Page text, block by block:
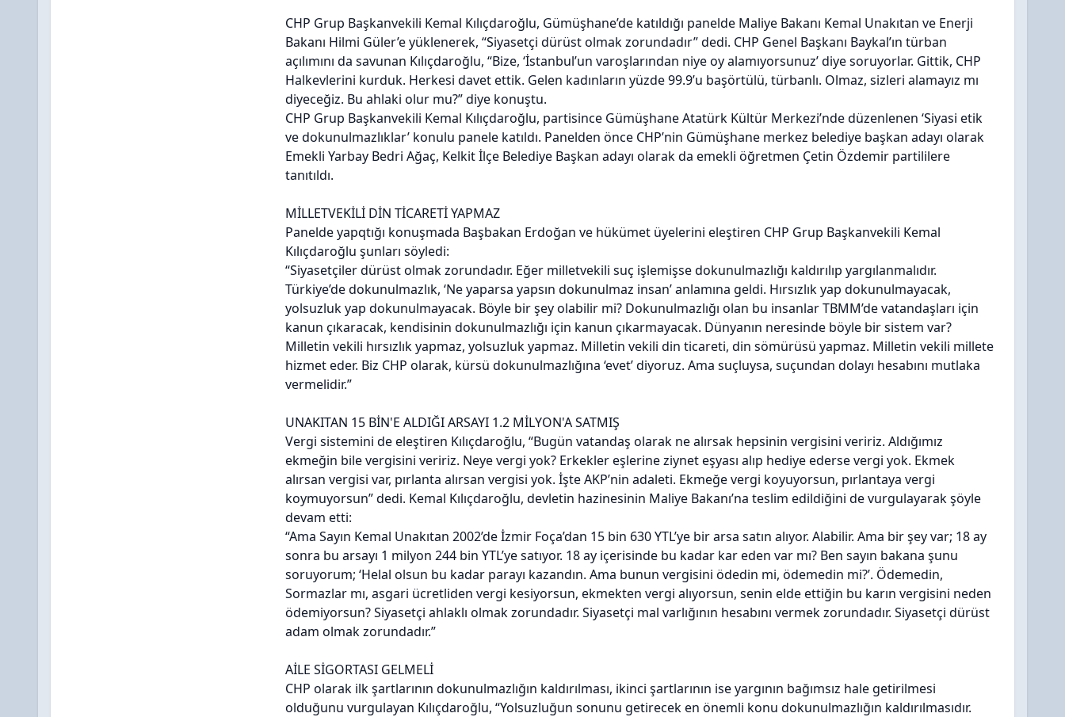
CHP Grup Başkanvekili Kemal Kılıçdaroğlu, Gümüşhane’de katıldığı panelde Maliye Bakanı Kemal Unakıtan ve Enerji
Bakanı Hilmi Güler’e yüklenerek, “Siyasetçi dürüst olmak zorundadır” dedi. CHP Genel Başkanı Baykal’ın türban
açılımını da savunan Kılıçdaroğlu, “Bize, ‘İstanbul’un varoşlarından niye oy alamıyorsunuz’ diye soruyorlar. Gittik, CHP
Halkevlerini kurduk. Herkesi davet ettik. Gelen kadınların yüzde 99.9’u başörtülü, türbanlı. Olmaz, sizleri alamayız mı
diyeceğiz. Bu ahlaki olur mu?” diye konuştu.
CHP Grup Başkanvekili Kemal Kılıçdaroğlu, partisince Gümüşhane Atatürk Kültür Merkezi’nde düzenlenen ‘Siyasi etik
ve dokunulmazlıklar’ konulu panele katıldı. Panelden önce CHP’nin Gümüşhane merkez belediye başkan adayı olarak
Emekli Yarbay Bedri Ağaç, Kelkit İlçe Belediye Başkan adayı olarak da emekli öğretmen Çetin Özdemir partililere
tanıtıldı.
MİLLETVEKİLİ DİN TİCARETİ YAPMAZ
Panelde yapqtığı konuşmada Başbakan Erdoğan ve hükümet üyelerini eleştiren CHP Grup Başkanvekili Kemal
Kılıçdaroğlu şunları söyledi:
“Siyasetçiler dürüst olmak zorundadır. Eğer milletvekili suç işlemişse dokunulmazlığı kaldırılıp yargılanmalıdır.
Türkiye’de dokunulmazlık, ‘Ne yaparsa yapsın dokunulmaz insan’ anlamına geldi. Hırsızlık yap dokunulmayacak,
yolsuzluk yap dokunulmayacak. Böyle bir şey olabilir mi? Dokunulmazlığı olan bu insanlar TBMM’de vatandaşları için
kanun çıkaracak, kendisinin dokunulmazlığı için kanun çıkarmayacak. Dünyanın neresinde böyle bir sistem var?
Milletin vekili hırsızlık yapmaz, yolsuzluk yapmaz. Milletin vekili din ticareti, din sömürüsü yapmaz. Milletin vekili millete
hizmet eder. Biz CHP olarak, kürsü dokunulmazlığına ‘evet’ diyoruz. Ama suçluysa, suçundan dolayı hesabını mutlaka
vermelidir.”
UNAKITAN 15 BİN'E ALDIĞI ARSAYI 1.2 MİLYON'A SATMIŞ
Vergi sistemini de eleştiren Kılıçdaroğlu, “Bugün vatandaş olarak ne alırsak hepsinin vergisini veririz. Aldığımız
ekmeğin bile vergisini veririz. Neye vergi yok? Erkekler eşlerine ziynet eşyası alıp hediye ederse vergi yok. Ekmek
alırsan vergisi var, pırlanta alırsan vergisi yok. İşte AKP’nin adaleti. Ekmeğe vergi koyuyorsun, pırlantaya vergi
koymuyorsun” dedi. Kemal Kılıçdaroğlu, devletin hazinesinin Maliye Bakanı’na teslim edildiğini de vurgulayarak şöyle
devam etti:
“Ama Sayın Kemal Unakıtan 2002’de İzmir Foça’dan 15 bin 630 YTL’ye bir arsa satın alıyor. Alabilir. Ama bir şey var; 18 ay
sonra bu arsayı 1 milyon 244 bin YTL’ye satıyor. 18 ay içerisinde bu kadar kar eden var mı? Ben sayın bakana şunu
soruyorum; ‘Helal olsun bu kadar parayı kazandın. Ama bunun vergisini ödedin mi, ödemedin mi?’. Ödemedin,
Sormazlar mı, asgari ücretliden vergi kesiyorsun, ekmekten vergi alıyorsun, senin elde ettiğin bu karın vergisini neden
ödemiyorsun? Siyasetçi ahlaklı olmak zorundadır. Siyasetçi mal varlığının hesabını vermek zorundadır. Siyasetçi dürüst
adam olmak zorundadır.”
AİLE SİGORTASI GELMELİ
CHP olarak ilk şartlarının dokunulmazlığın kaldırılması, ikinci şartlarının ise yargının bağımsız hale getirilmesi
olduğunu vurgulayan Kılıçdaroğlu, “Yolsuzluğun sonunu getirecek en önemli konu dokunulmazlığın kaldırılmasıdır.